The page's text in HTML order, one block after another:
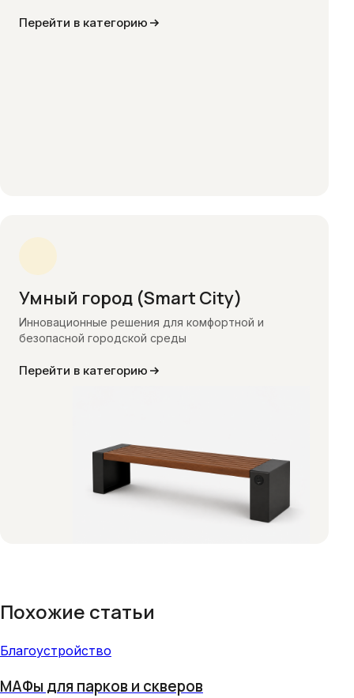
Перейти в категорию
Умный город (Smart City)
Инновационные решения для комфортной и
безопасной городской среды
Перейти в категорию
Похожие статьи
Благоустройство
МАФы для парков и скверов